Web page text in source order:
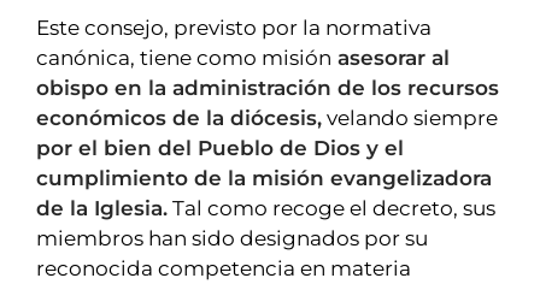
Este consejo, previsto por la normativa
canónica, tiene como misión asesorar al
obispo en la administración de los recursos
económicos de la diócesis, velando siempre
por el bien del Pueblo de Dios y el
cumplimiento de la misión evangelizadora
de la Iglesia. Tal como recoge el decreto, sus
miembros han sido designados por su
reconocida competencia en materia